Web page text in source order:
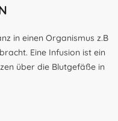
in einen Organismus z.B
Eine Infusion ist ein
über die Blutgefäße in